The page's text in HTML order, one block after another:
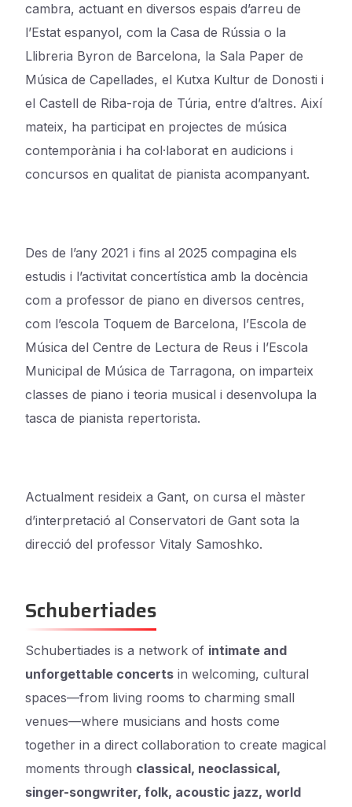
cambra, actuant en diversos espais d’arreu de
l’Estat espanyol, com la Casa de Rússia o la
Llibreria Byron de Barcelona, la Sala Paper de
Música de Capellades, el Kutxa Kultur de Donosti i
el Castell de Riba-roja de Túria, entre d’altres. Així
mateix, ha participat en projectes de música
contemporània i ha col·laborat en audicions i
concursos en qualitat de pianista acompanyant.
Des de l’any 2021 i fins al 2025 compagina els
estudis i l’activitat concertística amb la docència
com a professor de piano en diversos centres,
com l’escola Toquem de Barcelona, l’Escola de
Música del Centre de Lectura de Reus i l’Escola
Municipal de Música de Tarragona, on imparteix
classes de piano i teoria musical i desenvolupa la
tasca de pianista repertorista.
Actualment resideix a Gant, on cursa el màster
d’interpretació al Conservatori de Gant sota la
direcció del professor Vitaly Samoshko.
Schubertiades
Schubertiades is a network of intimate and
unforgettable concerts in welcoming, cultural
spaces—from living rooms to charming small
venues—where musicians and hosts come
together in a direct collaboration to create magical
moments through classical, neoclassical,
singer-songwriter, folk, acoustic jazz, world